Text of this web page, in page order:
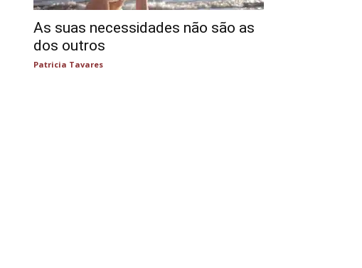
As suas necessidades não são as
dos outros
Patricia Tavares